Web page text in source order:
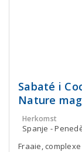
Sabaté i
Nature
Herkomst
Spanje -
Fraaie,